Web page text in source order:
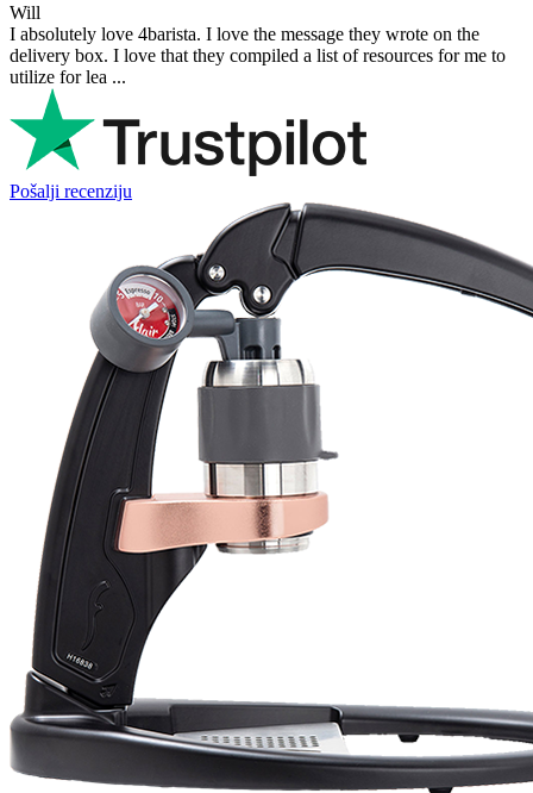
Will
I absolutely love 4barista. I love the message they wrote on the
delivery box. I love that they compiled a list of resources for me to
utilize for lea ...
Pošalji recenziju